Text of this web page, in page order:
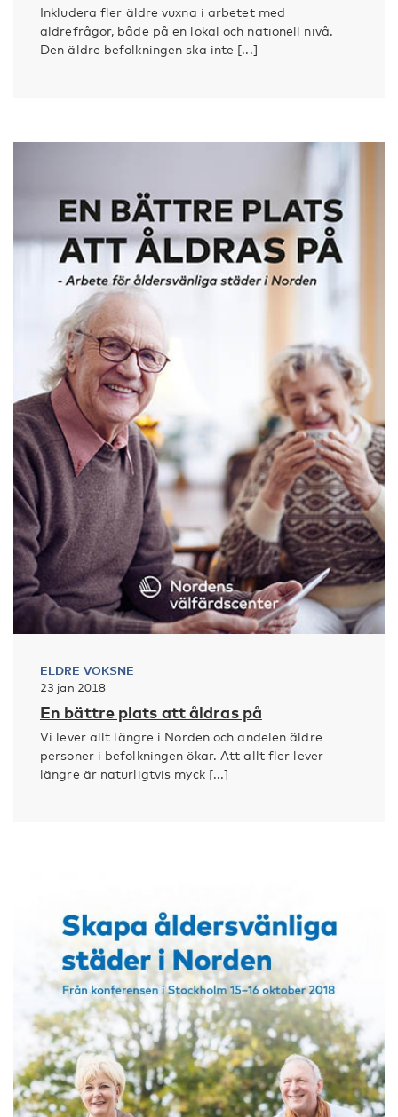
Inkludera fler äldre vuxna i arbetet med
äldrefrågor, både på en lokal och nationell nivå.
Den äldre befolkningen ska inte [...]
ELDRE VOKSNE
23 jan 2018
En bättre plats att åldras på
Vi lever allt längre i Norden och andelen äldre
personer i befolkningen ökar. Att allt fler lever
längre är naturligtvis myck [...]